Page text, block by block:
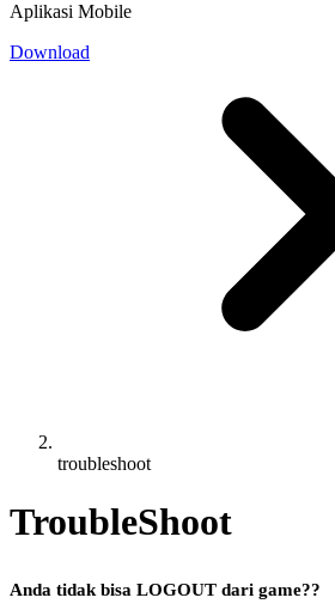
Aplikasi Mobile
Download
troubleshoot
TroubleShoot
Anda tidak bisa LOGOUT dari game??